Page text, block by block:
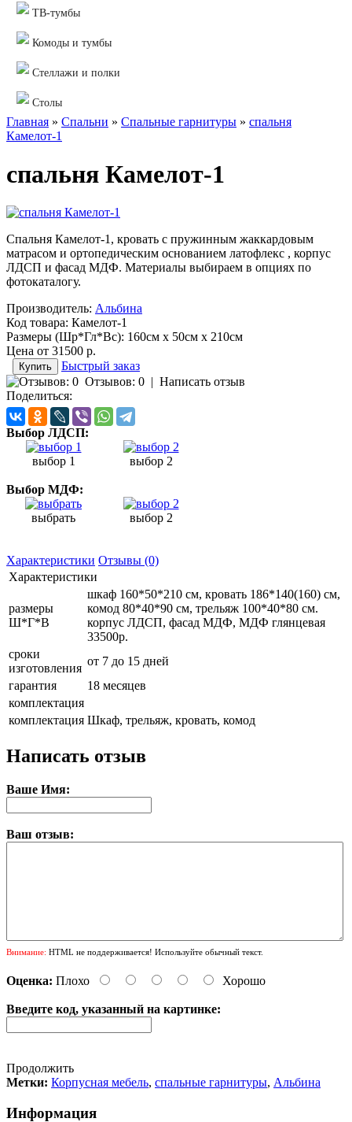
ТВ-тумбы
Комоды и тумбы
Стеллажи и полки
Столы
Главная » Спальни » Cпальные гарнитуры » спальня
Камелот-1
спальня Камелот-1
Спальня Камелот-1, кровать с пружинным жаккардовым
матрасом и ортопедическим основанием латофлекс , корпус
ЛДСП и фасад МДФ. Материалы выбираем в опциях по
фотокаталогу.
Производитель: Альбина
Код товара: Камелот-1
Размеры (Шр*Гл*Вс): 160см x 50см x 210см
Цена от 31500 р.
Быстрый заказ
Отзывов: 0 | Написать отзыв
Поделиться:
Выбор ЛДСП:
выбор 1 выбор 2
Выбор МДФ:
выбрать выбор 2
Характеристики Отзывы (0)
Характеристики
размеры
Ш*Г*В
шкаф 160*50*210 см, кровать 186*140(160) см,
комод 80*40*90 см, трельяж 100*40*80 см.
корпус ЛДСП, фасад МДФ, МДФ глянцевая
33500р.
сроки
изготовления
от 7 до 15 дней
гарантия
18 месяцев
комплектация
комплектация Шкаф, трельяж, кровать, комод
Написать отзыв
Ваше Имя:
Ваш отзыв:
Внимание: HTML не поддерживается! Используйте обычный текст.
Оценка: Плохо Хорошо
Введите код, указанный на картинке:
Продолжить
Метки: Корпусная мебель, спальные гарнитуры, Альбина
Информация